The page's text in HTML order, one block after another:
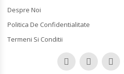
Despre Noi
Politica De Confidentialitate
Termeni Si Conditii